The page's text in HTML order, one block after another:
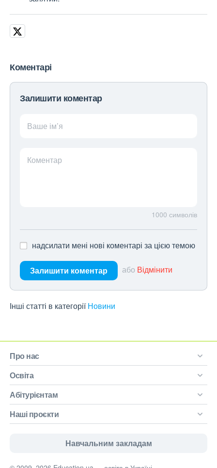
Коментарі
Залишити коментар
Ваше ім’я
Коментар
1000 символів
надсилати мені нові коментарі за цією темою
Залишити коментар або Відмінити
Інші статті в категорії Новини
Про нас
Освіта
Абітурієнтам
Наші проєкти
Навчальним закладам